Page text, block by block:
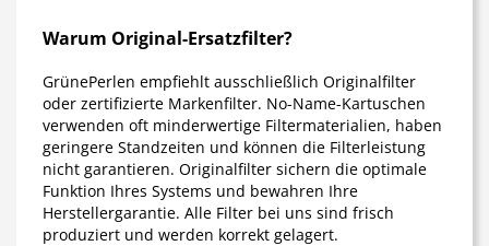
Warum Original-Ersatzfilter?
GrünePerlen empfiehlt ausschließlich Originalfilter
oder zertifizierte Markenfilter. No-Name-Kartuschen
verwenden oft minderwertige Filtermaterialien, haben
geringere Standzeiten und können die Filterleistung
nicht garantieren. Originalfilter sichern die optimale
Funktion Ihres Systems und bewahren Ihre
Herstellergarantie. Alle Filter bei uns sind frisch
produziert und werden korrekt gelagert.